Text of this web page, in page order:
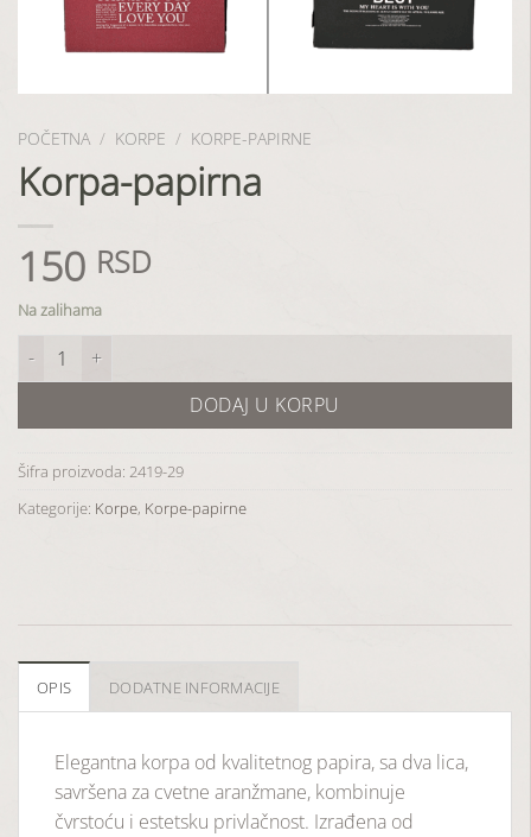
POČETNA / KORPE / KORPE-PAPIRNE
Korpa-papirna
150 RSD
Na zalihama
Korpa-papirna količina
DODAJ U KORPU
Šifra proizvoda: 2419-29
Kategorije: Korpe, Korpe-papirne
OPIS DODATNE INFORMACIJE
Elegantna korpa od kvalitetnog papira, sa dva lica,
savršena za cvetne aranžmane, kombinuje
čvrstoću i estetsku privlačnost. Izrađena od